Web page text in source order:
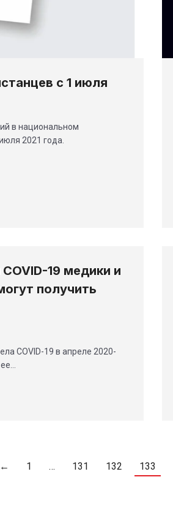
с 1 июля
в национальном
2021 года.
19 медики и
получить
COVID-19 в апреле 2020-
← 1 … 131 132 133